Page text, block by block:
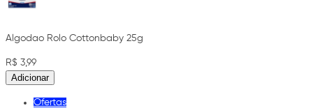
Algodao Rolo Cottonbaby 25g
R$ 3,99
Adicionar
Ofertas